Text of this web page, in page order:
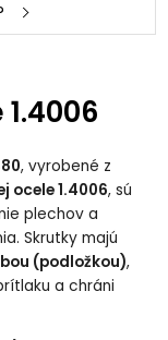
, vyrobené z
ocele 1.4006, sú
plechov a
Skrutky majú
(podložkou),
a chráni